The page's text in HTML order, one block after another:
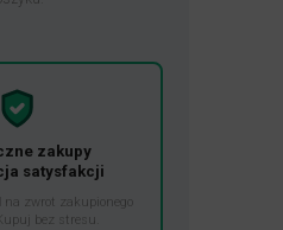
zakupy
satysfakcji
na zwrot zakupionego
bez stresu.